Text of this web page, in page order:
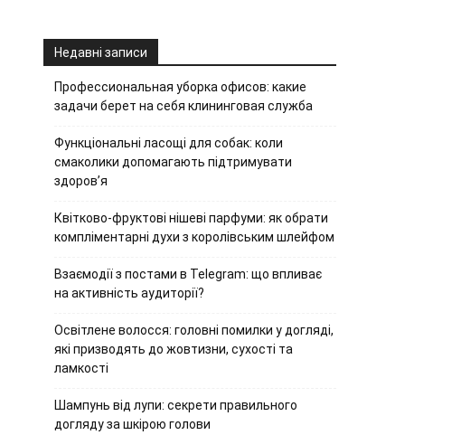
Недавні записи
Профессиональная уборка офисов: какие
задачи берет на себя клининговая служба
Функціональні ласощі для собак: коли
смаколики допомагають підтримувати
здоров’я
Квітково-фруктові нішеві парфуми: як обрати
компліментарні духи з королівським шлейфом
Взаємодії з постами в Telegram: що впливає
на активність аудиторії?
Освітлене волосся: головні помилки у догляді,
які призводять до жовтизни, сухості та
ламкості
Шампунь від лупи: секрети правильного
догляду за шкірою голови